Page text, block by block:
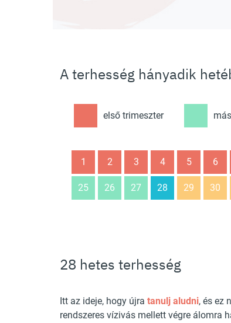
A terhesség hányadik
első trimeszter
1 2 3 4 5 6
25 26 27 28 29 30
28 hetes terhesség
Itt az ideje, hogy újra tanulj aludni, és ez
rendszeres vízivás mellett végre álomra